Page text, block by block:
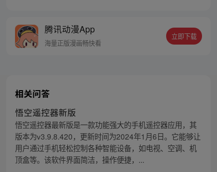
人…六十年后，他再次破石而出，背负着守
护族人的希望和信念打败了妖怪大道的霸
腾讯动漫App
海量正版漫画畅快看
立即下载
相关问答
悟空遥控器新版
悟空遥控器最新版是一款功能强大的手机遥控器应用，其
版本为v3.9.8.420，更新时间为2024年1月6日。它能够让
用户通过手机轻松控制各种智能设备，如电视、空调、机
顶盒等。该软件界面简洁，操作便捷，...